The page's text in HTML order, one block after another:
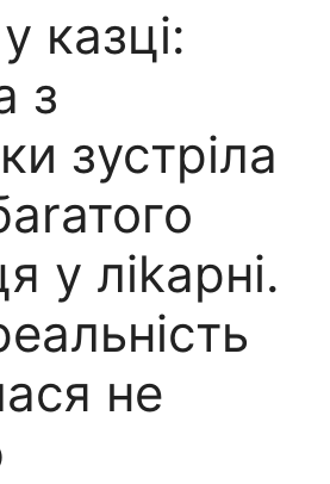
казці:
з
зустріла
у ліkарні.
не